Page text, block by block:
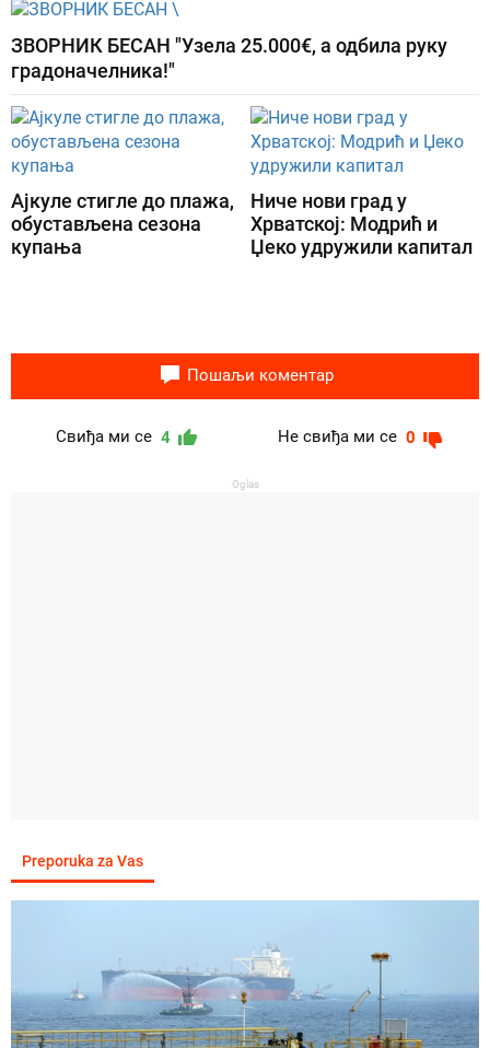
ЗВОРНИК БЕСАН "Узела 25.000€, а одбила руку
градоначелника!"
Ајкуле стигле до плажа,
обустављена сезона
купања
Ниче нови град у
Хрватској: Модрић и
Џеко удружили капитал
Пошаљи коментар
Свиђа ми се 4 Не свиђа ми се 0
Oglas
Preporuka za Vas